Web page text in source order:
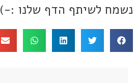
נשמח לשיתף הדף שלנו :-)